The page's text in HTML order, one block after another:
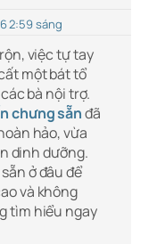
2:59 sáng
việc tự tay
một bát tổ
bà nội trợ.
chưng sẵnđã
hảo, vừa
dinh dưỡng.
ở đâu để
và không
tìm hiểu ngay